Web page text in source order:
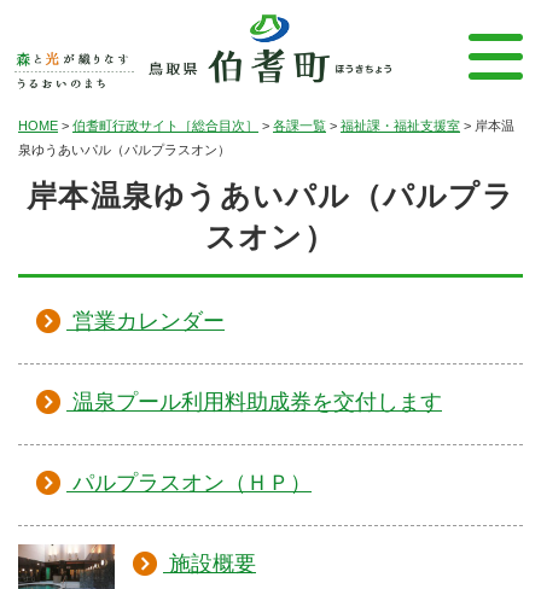
HOME > 伯耆町行政サイト［総合目次］ > 各課一覧 > 福祉課・福祉支援室 > 岸本温
泉ゆうあいパル（パルプラスオン）
岸本温泉ゆうあいパル（パルプラ
スオン）
営業カレンダー
温泉プール利用料助成券を交付します
パルプラスオン（ＨＰ）
施設概要